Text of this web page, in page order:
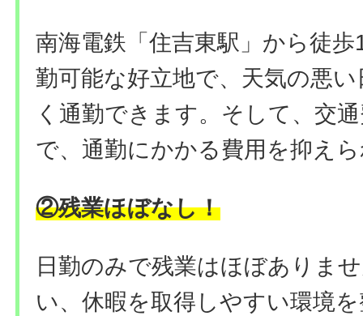
南海電鉄「住吉東駅」から徒
勤可能な好立地で、天気の悪
く通勤できます。そして、交
で、通勤にかかる費用を抑え
②残業ほぼなし！
日勤のみで残業はほぼありま
い、休暇を取得しやすい環境